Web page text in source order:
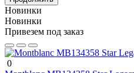
Новинки
Новинки
Привезем под заказ
0